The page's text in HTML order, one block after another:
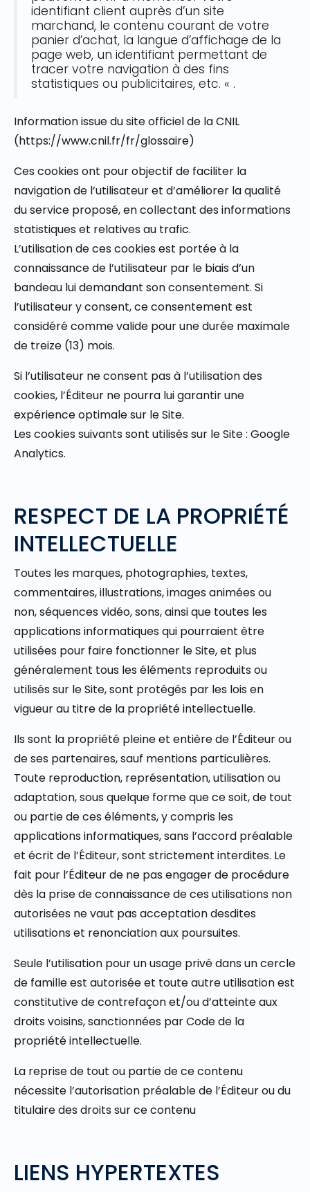
identifiant client auprès d’un site
marchand, le contenu courant de votre
panier d’achat, la langue d’affichage de la
page web, un identifiant permettant de
tracer votre navigation à des fins
statistiques ou publicitaires, etc. « .
Information issue du site officiel de la CNIL
(https://www.cnil.fr/fr/glossaire)
Ces cookies ont pour objectif de faciliter la
navigation de l’utilisateur et d’améliorer la qualité
du service proposé, en collectant des informations
statistiques et relatives au trafic.
L’utilisation de ces cookies est portée à la
connaissance de l’utilisateur par le biais d’un
bandeau lui demandant son consentement. Si
l’utilisateur y consent, ce consentement est
considéré comme valide pour une durée maximale
de treize (13) mois.
Si l’utilisateur ne consent pas à l’utilisation des
cookies, l’Éditeur ne pourra lui garantir une
expérience optimale sur le Site.
Les cookies suivants sont utilisés sur le Site : Google
Analytics.
RESPECT DE LA PROPRIÉTÉ
INTELLECTUELLE
Toutes les marques, photographies, textes,
commentaires, illustrations, images animées ou
non, séquences vidéo, sons, ainsi que toutes les
applications informatiques qui pourraient être
utilisées pour faire fonctionner le Site, et plus
généralement tous les éléments reproduits ou
utilisés sur le Site, sont protégés par les lois en
vigueur au titre de la propriété intellectuelle.
Ils sont la propriété pleine et entière de l’Éditeur ou
de ses partenaires, sauf mentions particulières.
Toute reproduction, représentation, utilisation ou
adaptation, sous quelque forme que ce soit, de tout
ou partie de ces éléments, y compris les
applications informatiques, sans l’accord préalable
et écrit de l’Éditeur, sont strictement interdites. Le
fait pour l’Éditeur de ne pas engager de procédure
dès la prise de connaissance de ces utilisations non
autorisées ne vaut pas acceptation desdites
utilisations et renonciation aux poursuites.
Seule l’utilisation pour un usage privé dans un cercle
de famille est autorisée et toute autre utilisation est
constitutive de contrefaçon et/ou d’atteinte aux
droits voisins, sanctionnées par Code de la
propriété intellectuelle.
La reprise de tout ou partie de ce contenu
nécessite l’autorisation préalable de l’Éditeur ou du
titulaire des droits sur ce contenu
LIENS HYPERTEXTES